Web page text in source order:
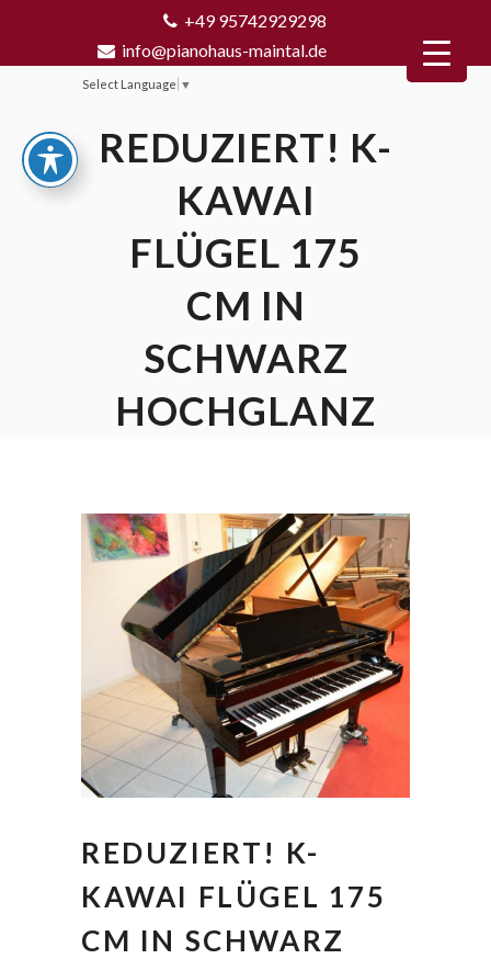
+49 95742929298
info@pianohaus-maintal.de
Select Language ▼
REDUZIERT! K-
KAWAI
FLÜGEL 175
CM IN
SCHWARZ
HOCHGLANZ
REDUZIERT! K-
KAWAI FLÜGEL 175
CM IN SCHWARZ